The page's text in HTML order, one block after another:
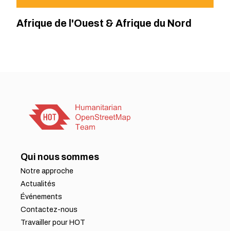
Afrique de l'Ouest & Afrique du Nord
Qui nous sommes
Notre approche
Actualités
Événements
Contactez-nous
Travailler pour HOT